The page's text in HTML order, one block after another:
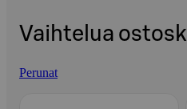
Vaihtelua
Perunat